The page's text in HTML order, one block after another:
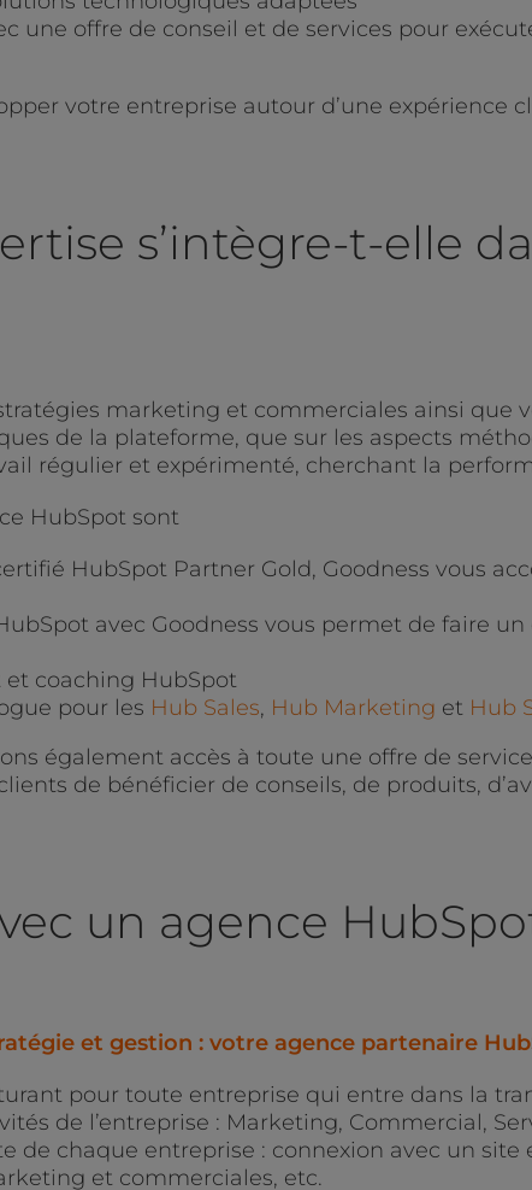
une offre de conseil et de services pour
votre entreprise autour d’une expérience
s’intègre-t-elle
marketing et commerciales ainsi que
de la plateforme, que sur les aspects
régulier et expérimenté, cherchant la
HubSpot sont
HubSpot Partner Gold, Goodness vous
avec Goodness vous permet de faire
coaching HubSpot
pour les Hub Sales, Hub Marketing et Hub
également accès à toute une offre de
de bénéficier de conseils, de produits,
un agence
et gestion : votre agence partenaire
pour toute entreprise qui entre dans la
de l’entreprise : Marketing, Commercial,
de chaque entreprise : connexion avec un
et commerciales, etc.